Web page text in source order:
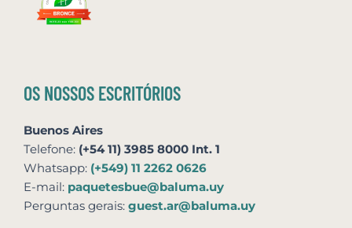
OS NOSSOS ESCRITÓRIOS
Buenos Aires
Telefone: (+54 11) 3985 8000 Int. 1
Whatsapp: (+549) 11 2262 0626
E-mail: paquetesbue@baluma.uy
Perguntas gerais: guest.ar@baluma.uy